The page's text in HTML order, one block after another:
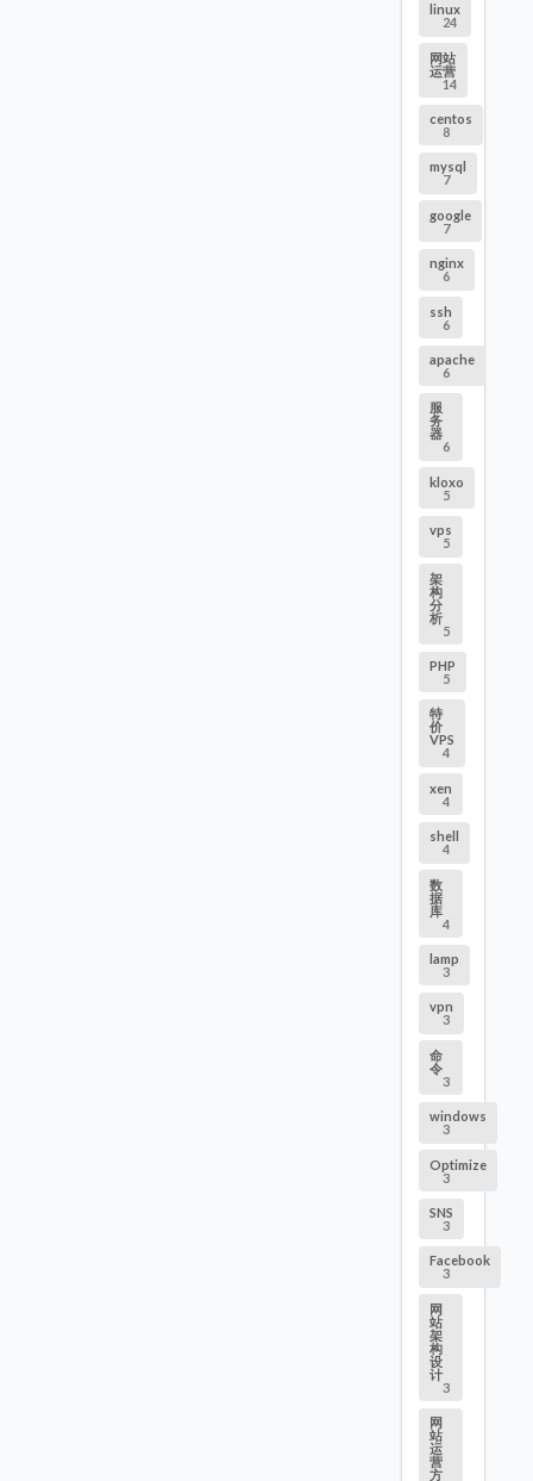
linux
24
网站
运营
14
centos
8
mysql
7
google
7
nginx
6
ssh
6
apache
6
服
务
器
6
kloxo
5
vps
5
架
构
分
析
5
PHP
5
特
价
VPS
4
xen
4
shell
4
数
据
库
4
lamp
3
vpn
3
命
令
3
windows
3
Optimize
3
SNS
3
Facebook
3
网
站
架
构
设
计
3
网
站
运
营
方